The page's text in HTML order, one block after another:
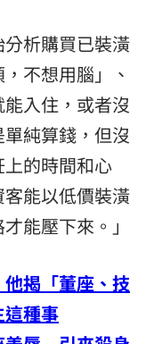
析購買已裝潢
不想用腦」、
能入住，或者沒
純算錢，但沒
的時間和心
能以低價裝潢
能壓下來。」
揭「董座、技
種事